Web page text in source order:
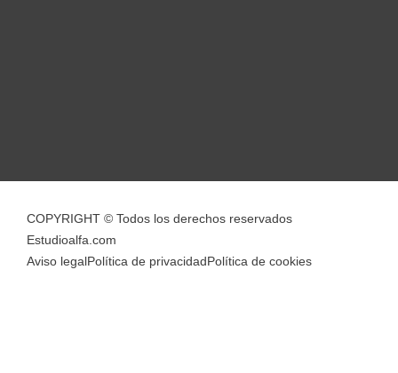
COPYRIGHT © Todos los derechos reservados
Estudioalfa.com
Aviso legalPolítica de privacidadPolítica de cookies